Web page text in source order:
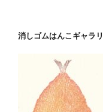
消しゴムはんこギャラ